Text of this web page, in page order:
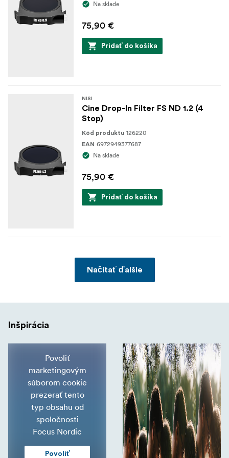
Na sklade
75,90 €
Pridať do košíka
NISI
Cine Drop-In Filter FS ND 1.2 (4
Stop)
Kód produktu 126220
EAN 6972949377687
Na sklade
75,90 €
Pridať do košíka
Načítať ďalšie
Inšpirácia
Povoliť
marketingovým
súborom cookie
prezerať tento
typ obsahu od
spoločnosti
Focus Nordic
Povoliť